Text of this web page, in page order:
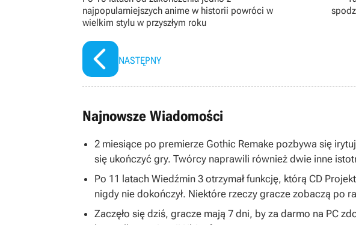
najpopularniejszych anime w historii powróci w
wielkim stylu w przyszłym roku
NASTĘPNY
Najnowsze Wiadomości
2 miesiące po premierze Gothic Remake pozbywa się
się ukończyć gry. Twórcy naprawili również dwie inne
Po 11 latach Wiedźmin 3 otrzymał funkcję, którą CD
nigdy nie dokończył. Niektóre rzeczy gracze zobaczą po
Zaczęło się dziś, gracze mają 7 dni, by za darmo na PC